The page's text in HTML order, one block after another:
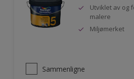
Utviklet av og
malere
Miljømerket
Sammenligne